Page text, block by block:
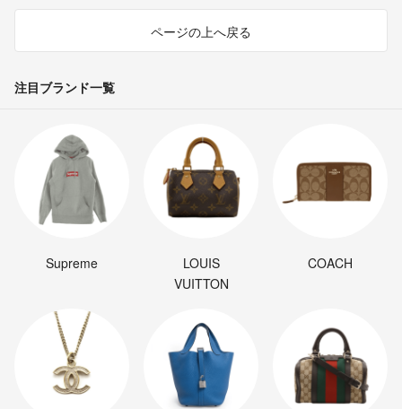
ページの上へ戻る
注目ブランド一覧
Supreme
LOUIS
VUITTON
COACH